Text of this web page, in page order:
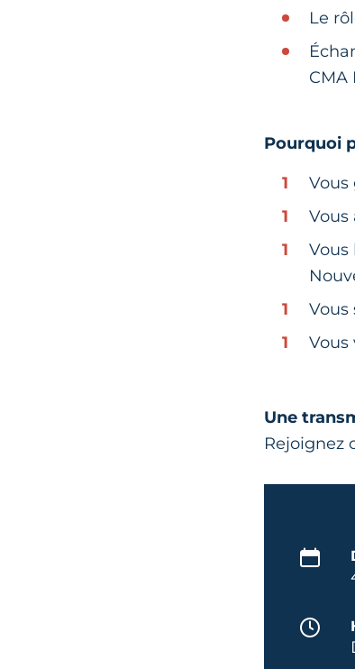
Le
CMA
Pourquoi
Vous
Vous
Une
Rejoignez